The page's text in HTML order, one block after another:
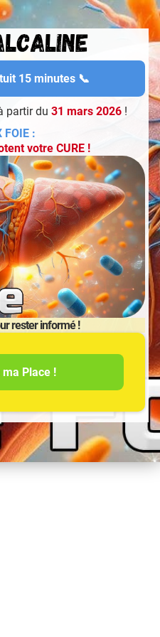
15 minutes 📞
partir du 31 mars 2026 !
FOIE :
votre CURE !
rester informé !
Place !